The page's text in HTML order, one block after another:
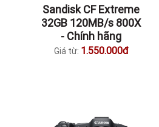
Sandisk CF Extreme
32GB 120MB/s 800X
- Chính hãng
Giá từ: 1.550.000đ